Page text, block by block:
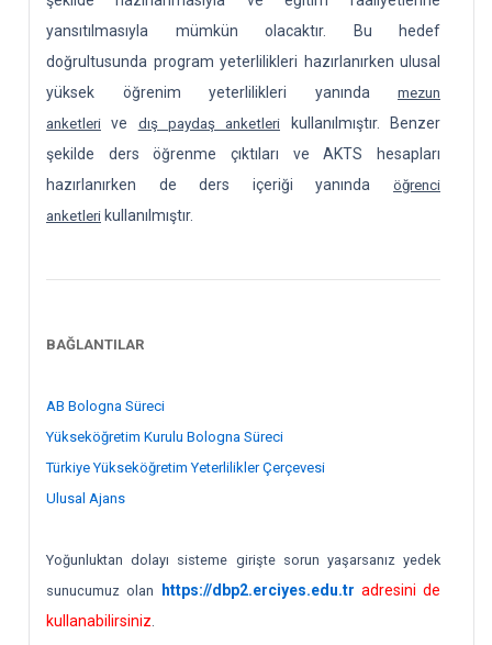
yansıtılmasıyla mümkün olacaktır. Bu hedef
doğrultusunda program yeterlilikleri hazırlanırken ulusal
yüksek öğrenim yeterlilikleri yanında
mezun
anketleri
ve dış paydaş anketleri
kullanılmıştır. Benzer
şekilde ders öğrenme çıktıları ve AKTS hesapları
hazırlanırken de ders içeriği yanında
öğrenci
anketleri kullanılmıştır.
BAĞLANTILAR
AB Bologna Süreci
Yükseköğretim Kurulu Bologna Süreci
Türkiye Yükseköğretim Yeterlilikler Çerçevesi
Ulusal Ajans
Yoğunluktan dolayı sisteme girişte sorun yaşarsanız yedek
sunucumuz olan
https://dbp2.erciyes.edu.tr adresini de
kullanabilirsiniz